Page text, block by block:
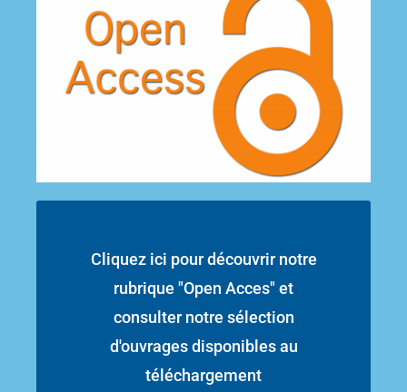
Cliquez ici pour découvrir notre
rubrique "Open Acces" et
consulter notre sélection
d'ouvrages disponibles au
téléchargement